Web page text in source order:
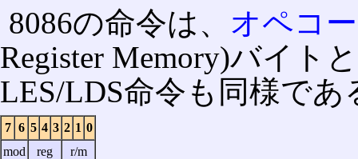
8086の命令は、 オペコ
Register Memory)バイト
LES/LDS命令も同様であ
7 6 5 4 3 2 1 0
mod
reg r/m